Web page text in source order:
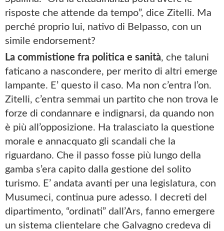
risposte che attende da tempo”, dice Zitelli. Ma
perché proprio lui, nativo di Belpasso, con un
simile endorsement?
La commistione fra politica e sanità, che taluni
faticano a nascondere, per merito di altri emerge
lampante. E’ questo il caso. Ma non c’entra l’on.
Zitelli, c’entra semmai un partito che non trova le
forze di condannare e indignarsi, da quando non
è più all’opposizione. Ha tralasciato la questione
morale e annacquato gli scandali che la
riguardano. Che il passo fosse più lungo della
gamba s’era capito dalla gestione del solito
turismo. E’ andata avanti per una legislatura, con
Musumeci, continua pure adesso. I decreti del
dipartimento, “ordinati” dall’Ars, fanno emergere
un sistema clientelare che Galvagno credeva di